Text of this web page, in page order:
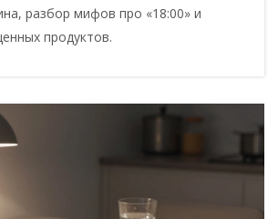
разбор мифов про «18:00» и
продуктов.